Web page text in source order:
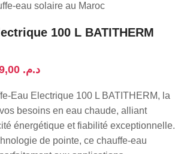
eau solaire au Maroc
100 L BATITHERM
د.م.
Eau Electrique 100 L BATITHERM, la
besoins en eau chaude, alliant
énergétique et fiabilité exceptionnelle.
de pointe, ce chauffe-eau